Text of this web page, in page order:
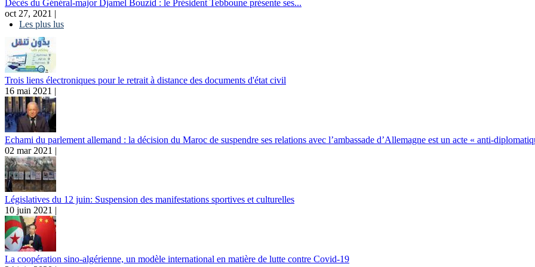
Décès du Général-major Djamel Bouzid : le Président Tebboune présente ses...
oct 27, 2021 |
Les plus lus
Trois liens électroniques pour le retrait à distance des documents d'état civil
16 mai 2021 |
Echami du parlement allemand : la décision du Maroc de suspendre ses relations avec l’ambassade d’Allemagne est un acte « anti-
02 mar 2021 |
Législatives du 12 juin: Suspension des manifestations sportives et culturelles
10 juin 2021 |
La coopération sino-algérienne, un modèle international en matière de lutte contre Covid-19